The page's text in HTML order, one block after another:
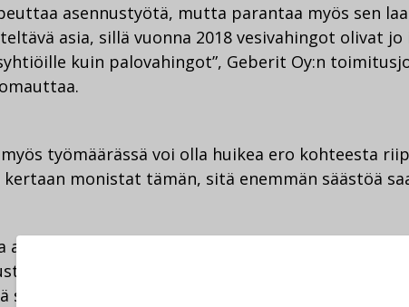
asennustyötä, mutta parantaa myös sen
asia, sillä vuonna 2018 vesivahingot olivat
kuin palovahingot”, Geberit Oy:n
työmäärässä voi olla huikea ero kohteesta
monistat tämän, sitä enemmän säästöä
ohessa myös vesikalusteisiin. Uusi
tekniikasta on pesuallas, jonka vesilukko on
seinän ulkopuolelle jää esille mitään tekniikkaa